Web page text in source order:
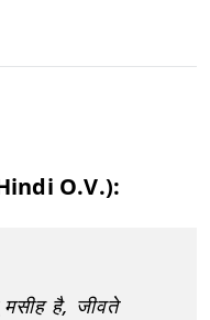
Hindi O.V.):
मसीह है, जीवते